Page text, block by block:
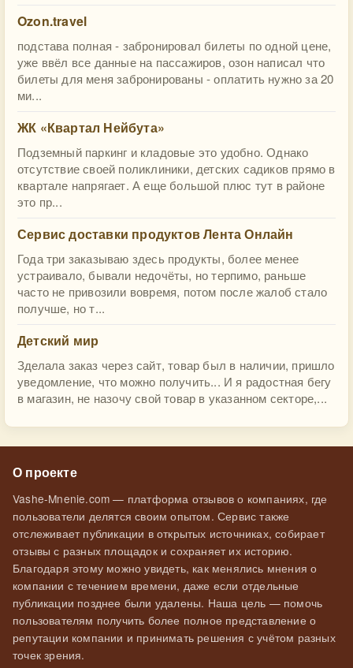
Ozon.travel
подстава полная - забронировал билеты по одной цене,
уже ввёл все данные на пассажиров, озон написал что
билеты для меня забронированы - оплатить нужно за 20
ми...
ЖК «Квартал Нейбута»
Подземный паркинг и кладовые это удобно. Однако
отсутствие своей поликлиники, детских садиков прямо в
квартале напрягает. А еще большой плюс тут в районе
это пр...
Сервис доставки продуктов Лента Онлайн
Года три заказываю здесь продукты, более менее
устраивало, бывали недочёты, но терпимо, раньше
часто не привозили вовремя, потом после жалоб стало
получше, но т...
Детский мир
Зделала заказ через сайт, товар был в наличии, пришло
уведомление, что можно получить... И я радостная бегу
в магазин, не назочу свой товар в указанном секторе,...
О проекте
Vashe-Mnenie.com — платформа отзывов о компаниях, где
пользователи делятся своим опытом. Сервис также
отслеживает публикации в открытых источниках, собирает
отзывы с разных площадок и сохраняет их историю.
Благодаря этому можно увидеть, как менялись мнения о
компании с течением времени, даже если отдельные
публикации позднее были удалены. Наша цель — помочь
пользователям получить более полное представление о
репутации компании и принимать решения с учётом разных
точек зрения.